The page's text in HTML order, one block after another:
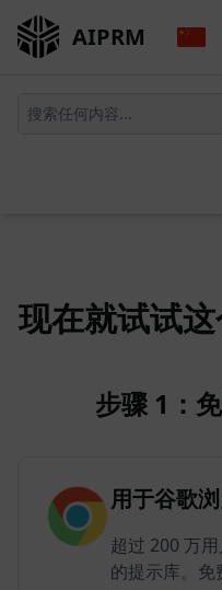
AIPRM
现在就试试
步骤 1：
用于谷歌
超过 200 万
的提示库。免